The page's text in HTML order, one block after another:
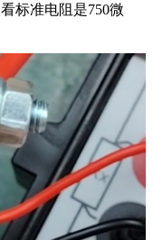
标准电阻是750微